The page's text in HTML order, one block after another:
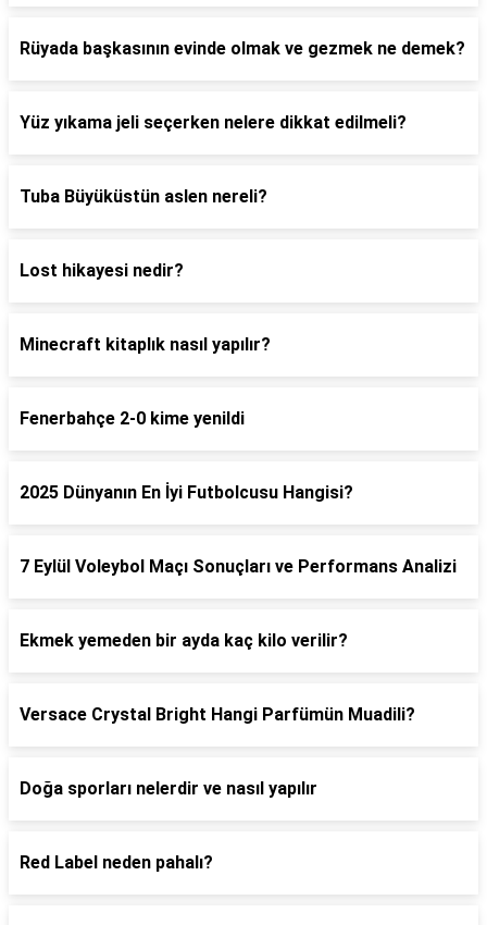
Rüyada başkasının evinde olmak ve gezmek ne demek?
Yüz yıkama jeli seçerken nelere dikkat edilmeli?
Tuba Büyüküstün aslen nereli?
Lost hikayesi nedir?
Minecraft kitaplık nasıl yapılır?
Fenerbahçe 2-0 kime yenildi
2025 Dünyanın En İyi Futbolcusu Hangisi?
7 Eylül Voleybol Maçı Sonuçları ve Performans Analizi
Ekmek yemeden bir ayda kaç kilo verilir?
Versace Crystal Bright Hangi Parfümün Muadili?
Doğa sporları nelerdir ve nasıl yapılır
Red Label neden pahalı?